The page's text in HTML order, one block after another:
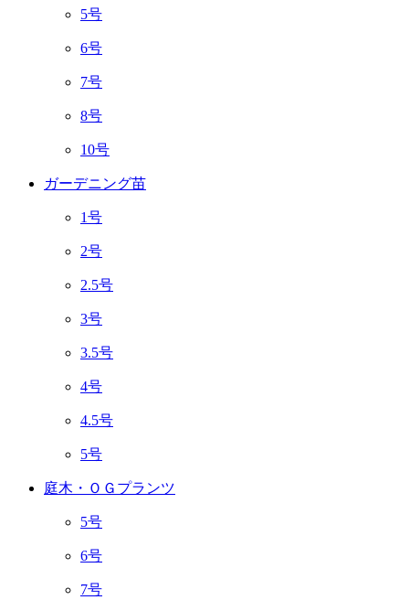
5号
6号
7号
8号
10号
ガーデニング苗
1号
2号
2.5号
3号
3.5号
4号
4.5号
5号
庭木・ＯＧプランツ
5号
6号
7号